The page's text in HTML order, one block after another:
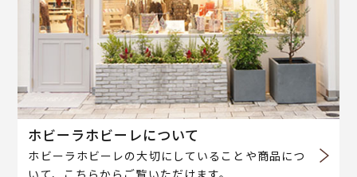
ホビーラホビーレについて
ホビーラホビーレの大切にしていることや商品につ